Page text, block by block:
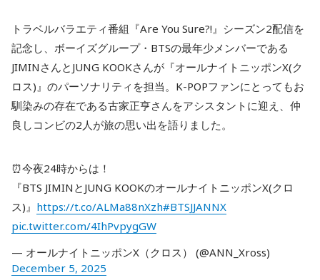
トラベルバラエティ番組『Are You Sure?!』シーズン2配信を
記念し、ボーイズグループ・BTSの最年少メンバーである
JIMINさんとJUNG KOOKさんが『オールナイトニッポンX(ク
ロス)』のパーソナリティを担当。K-POPファンにとってもお
馴染みの存在である古家正亨さんをアシスタントに迎え、仲
良しコンビの2人が旅の思い出を語りました。
⏰今夜24時からは！
『BTS JIMINとJUNG KOOKのオールナイトニッポンX(クロ
ス)』 https://t.co/ALMa88nXzh#BTSJJANNX
pic.twitter.com/4IhPvpygGW
— オールナイトニッポンX（クロス） (@ANN_Xross)
December 5, 2025